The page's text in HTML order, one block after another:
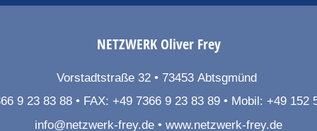
NETZWERKOliver Frey
Vorstadtstraße 32 73453 Abtsgmünd
9 23 83 88 FAX: +49 7366 9 23 83 89 Mobil: +49 152
info@netzwerk-frey.de
www.netzwerk-frey.de